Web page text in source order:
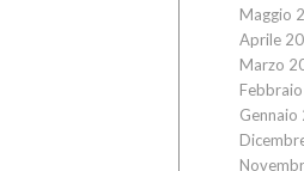
Maggio
Aprile
Marzo
Gennaio